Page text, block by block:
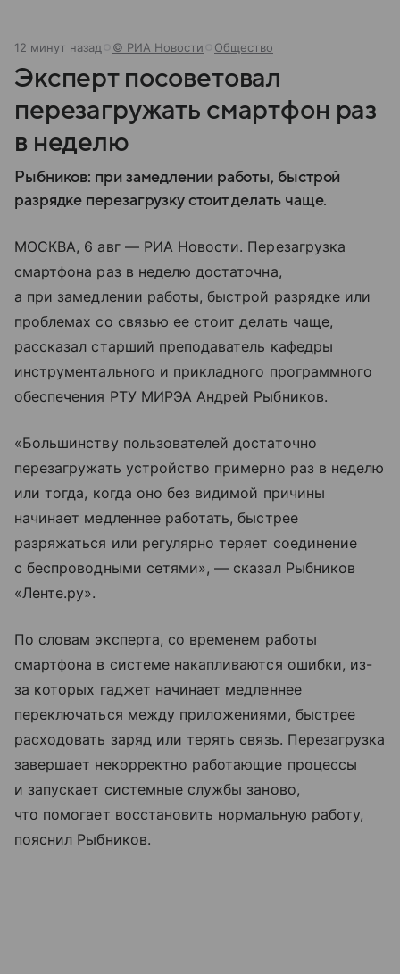
12 минут назад © РИА Новости Общество
Эксперт посоветовал
перезагружать смартфон раз
в неделю
Рыбников: при замедлении работы, быстрой
разрядке перезагрузку стоит делать чаще.
МОСКВА, 6 авг — РИА Новости. Перезагрузка
смартфона раз в неделю достаточна,
а при замедлении работы, быстрой разрядке или
проблемах со связью ее стоит делать чаще,
рассказал старший преподаватель кафедры
инструментального и прикладного программного
обеспечения РТУ МИРЭА Андрей Рыбников.
«Большинству пользователей достаточно
перезагружать устройство примерно раз в неделю
или тогда, когда оно без видимой причины
начинает медленнее работать, быстрее
разряжаться или регулярно теряет соединение
с беспроводными сетями», — сказал Рыбников
«Ленте.ру».
По словам эксперта, со временем работы
смартфона в системе накапливаются ошибки, из-
за которых гаджет начинает медленнее
переключаться между приложениями, быстрее
расходовать заряд или терять связь. Перезагрузка
завершает некорректно работающие процессы
и запускает системные службы заново,
что помогает восстановить нормальную работу,
пояснил Рыбников.